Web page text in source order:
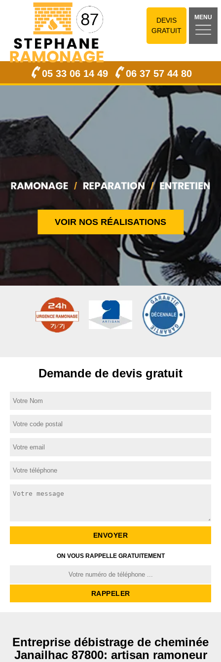
DEVIS
GRATUIT
MENU
05 33 06 14 49 06 37 57 44 80
VOIR NOS RÉALISATIONS
Demande de devis gratuit
ON VOUS RAPPELLE GRATUITEMENT
Entreprise débistrage de cheminée
Janailhac 87800: artisan ramoneur